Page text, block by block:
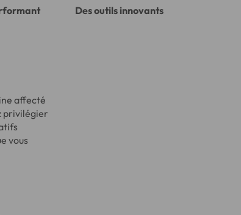
Des outils innovants
affecté
privilégier
vous